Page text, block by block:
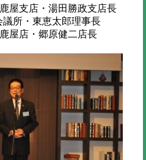
屋支店・湯田勝政支店長
所・東恵太郎理事長
屋店・郷原健二店長